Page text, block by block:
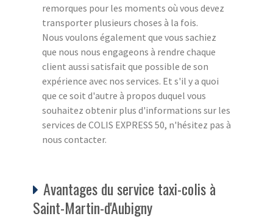
remorques pour les moments où vous devez
transporter plusieurs choses à la fois.
Nous voulons également que vous sachiez
que nous nous engageons à rendre chaque
client aussi satisfait que possible de son
expérience avec nos services. Et s'il y a quoi
que ce soit d'autre à propos duquel vous
souhaitez obtenir plus d'informations sur les
services de COLIS EXPRESS 50, n'hésitez pas à
nous contacter.
Avantages du service taxi-colis à
Saint-Martin-d'Aubigny